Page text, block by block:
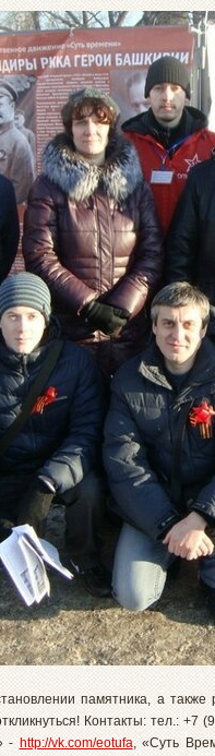
памятника, а также
Контакты: тел.: +7
- http://vk.com/eotufa , «Суть